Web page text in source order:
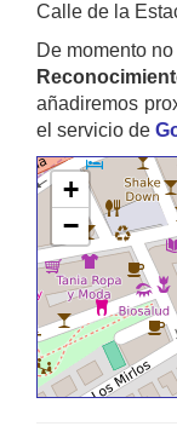
Calle de la
De momento
añadiremos
el servicio de
+
−